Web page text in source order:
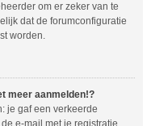
om er zeker van te
dat de forumconfiguratie
worden.
meer aanmelden!?
je gaf een verkeerde
e-mail met je registratie